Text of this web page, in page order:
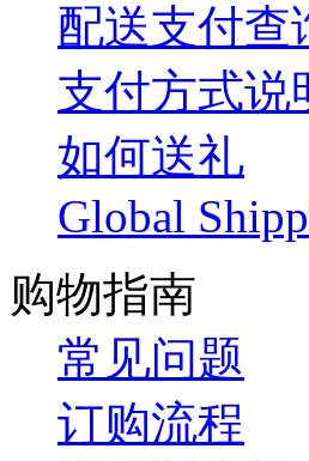
配送支付查
支付方式说
如何送礼
Global
购物指南
常见问题
订购流程